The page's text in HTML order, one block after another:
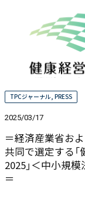
TPCジャーナル,PRESS
2025/03/17
＝経済産業省お
共同で選定する
2025」＜中小規
＝